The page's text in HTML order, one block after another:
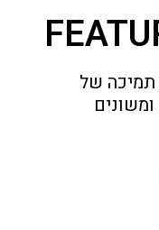
תמיכה של